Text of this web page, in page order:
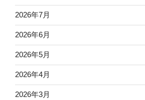
2026年7月
2026年6月
2026年5月
2026年4月
2026年3月